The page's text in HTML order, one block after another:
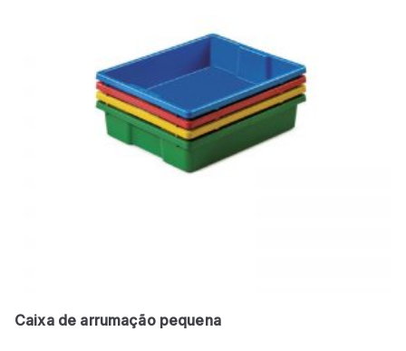
Caixa de arrumação pequena